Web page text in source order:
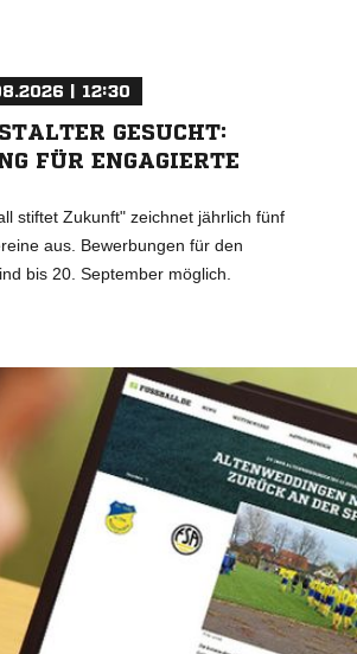
| 12:30
GESUCHT:
FÜR ENGAGIERTE
stiftet Zukunft" zeichnet jährlich fünf
aus. Bewerbungen für den
bis 20. September möglich.